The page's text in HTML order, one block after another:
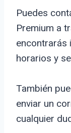
Puedes
Premium a
encontrarás
horarios y
También
enviar un
cualquier